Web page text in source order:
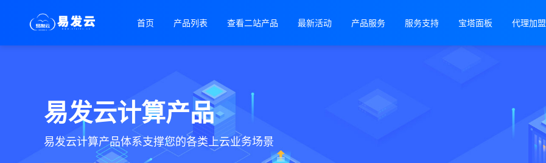
首页 产品列表 查看二站产品 最新活动 产品服务 服务支持 宝塔面板 代理加盟
易发云计算产品
易发云计算产品体系支撑您的各类上云业务场景